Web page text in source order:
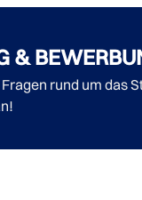
&
rund um das